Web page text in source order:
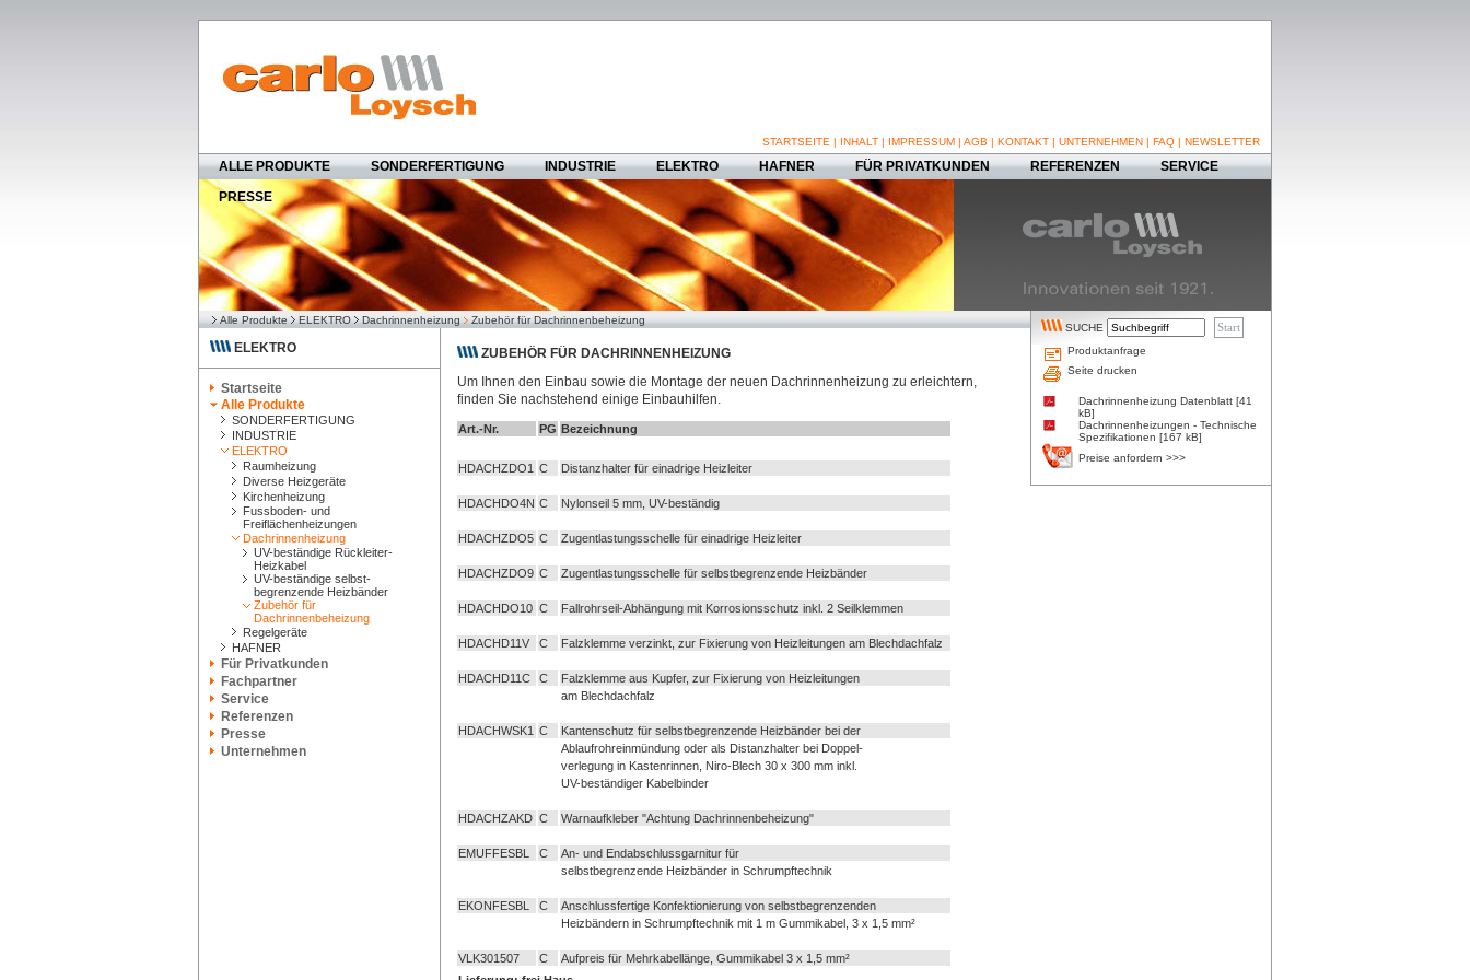
STARTSEITE | INHALT | IMPRESSUM | AGB | KONTAKT | UNTERNEHMEN | FAQ | NEWSLETTER
ALLE PRODUKTE SONDERFERTIGUNG INDUSTRIE ELEKTRO HAFNER FÜR PRIVATKUNDEN REFERENZEN
SERVICE
PRESSE
Alle Produkte ELEKTRO Dachrinnenheizung Zubehör für Dachrinnenbeheizung
ELEKTRO
Startseite
Alle Produkte
SONDERFERTIGUNG
INDUSTRIE
ELEKTRO
Raumheizung
Diverse Heizgeräte
Kirchenheizung
Fussboden- und
Freiflächenheizungen
Dachrinnenheizung
UV-beständige Rückleiter-
Heizkabel
UV-beständige selbst-
begrenzende Heizbänder
Zubehör für
Dachrinnenbeheizung
Regelgeräte
HAFNER
Für Privatkunden
Fachpartner
Service
Referenzen
Presse
Unternehmen
ZUBEHÖR FÜR DACHRINNENHEIZUNG
Um Ihnen den Einbau sowie die Montage der neuen Dachrinnenheizung zu erleichtern,
finden Sie nachstehend einige Einbauhilfen.
Art.-Nr. PG Bezeichnung
HDACHZDO1 C Distanzhalter für einadrige Heizleiter
HDACHDO4N C Nylonseil 5 mm, UV-beständig
HDACHZDO5 C Zugentlastungsschelle für einadrige Heizleiter
HDACHZDO9 C Zugentlastungsschelle für selbstbegrenzende Heizbänder
HDACHDO10 C Fallrohrseil-Abhängung mit Korrosionsschutz inkl. 2 Seilklemmen
HDACHD11V C Falzklemme verzinkt, zur Fixierung von Heizleitungen am Blechdachfalz
HDACHD11C C
Falzklemme aus Kupfer, zur Fixierung von Heizleitungen
am Blechdachfalz
HDACHWSK1 C
Kantenschutz für selbstbegrenzende Heizbänder bei der
Ablaufrohreinmündung oder als Distanzhalter bei Doppel-
verlegung in Kastenrinnen, Niro-Blech 30 x 300 mm inkl.
UV-beständiger Kabelbinder
HDACHZAKD C Warnaufkleber "Achtung Dachrinnenbeheizung"
EMUFFESBL C
An- und Endabschlussgarnitur für
selbstbegrenzende Heizbänder in Schrumpftechnik
EKONFESBL C
Anschlussfertige Konfektionierung von selbstbegrenzenden
Heizbändern in Schrumpftechnik mit 1 m Gummikabel, 3 x 1,5 mm²
VLK301507 C
Aufpreis für Mehrkabellänge, Gummikabel 3 x 1,5 mm²
SUCHE
Produktanfrage
Seite drucken
Dachrinnenheizung Datenblatt [41
kB]
Dachrinnenheizungen - Technische
Spezifikationen [167 kB]
Preise anfordern >>>